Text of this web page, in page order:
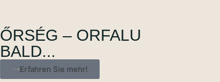
ŐRSÉG – ORFALU
BALD...
Erfahren Sie mehr!